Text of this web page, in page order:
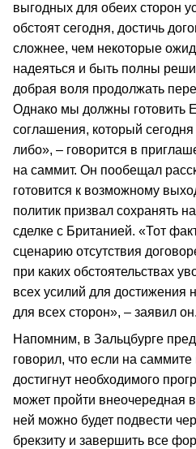
выгодных для обеих сторон
обстоят сегодня, достичь
сложнее, чем некоторые
надеяться и быть полны
добрая воля продолжать
Однако мы должны готовить
соглашения, который
либо», – говорится в
на саммит. Он пообещал
готовится к возможному
политик призвал сохранять
сделке с Британией. «Тот
сценарию отсутствия
при каких обстоятельствах
всех усилий для достижения
для всех сторон», – заявил он.
Напомним, в Зальцбурге
говорил, что если на
достигнут необходимого
может пройти внеочередная
ней можно будет подвести
брекзиту и завершить все